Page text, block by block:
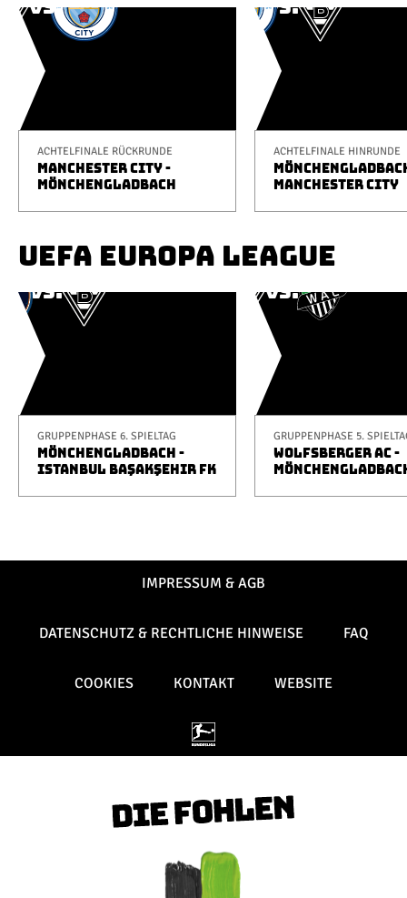
ACHTELFINALE RÜCKRUNDE
MANCHESTER CITY -
MÖNCHENGLADBACH
ACHTELFINALE HINRUNDE
MANCHESTER CITY
UEFA EUROPA LEAGUE
GRUPPENPHASE 6. SPIELTAG
MÖNCHENGLADBACH -
ISTANBUL BAŞAKŞEHIR FK
GRUPPENPHASE 5.
WOLFSBERGER AC -
IMPRESSUM & AGB
DATENSCHUTZ & RECHTLICHE HINWEISE FAQ
COOKIES KONTAKT WEBSITE